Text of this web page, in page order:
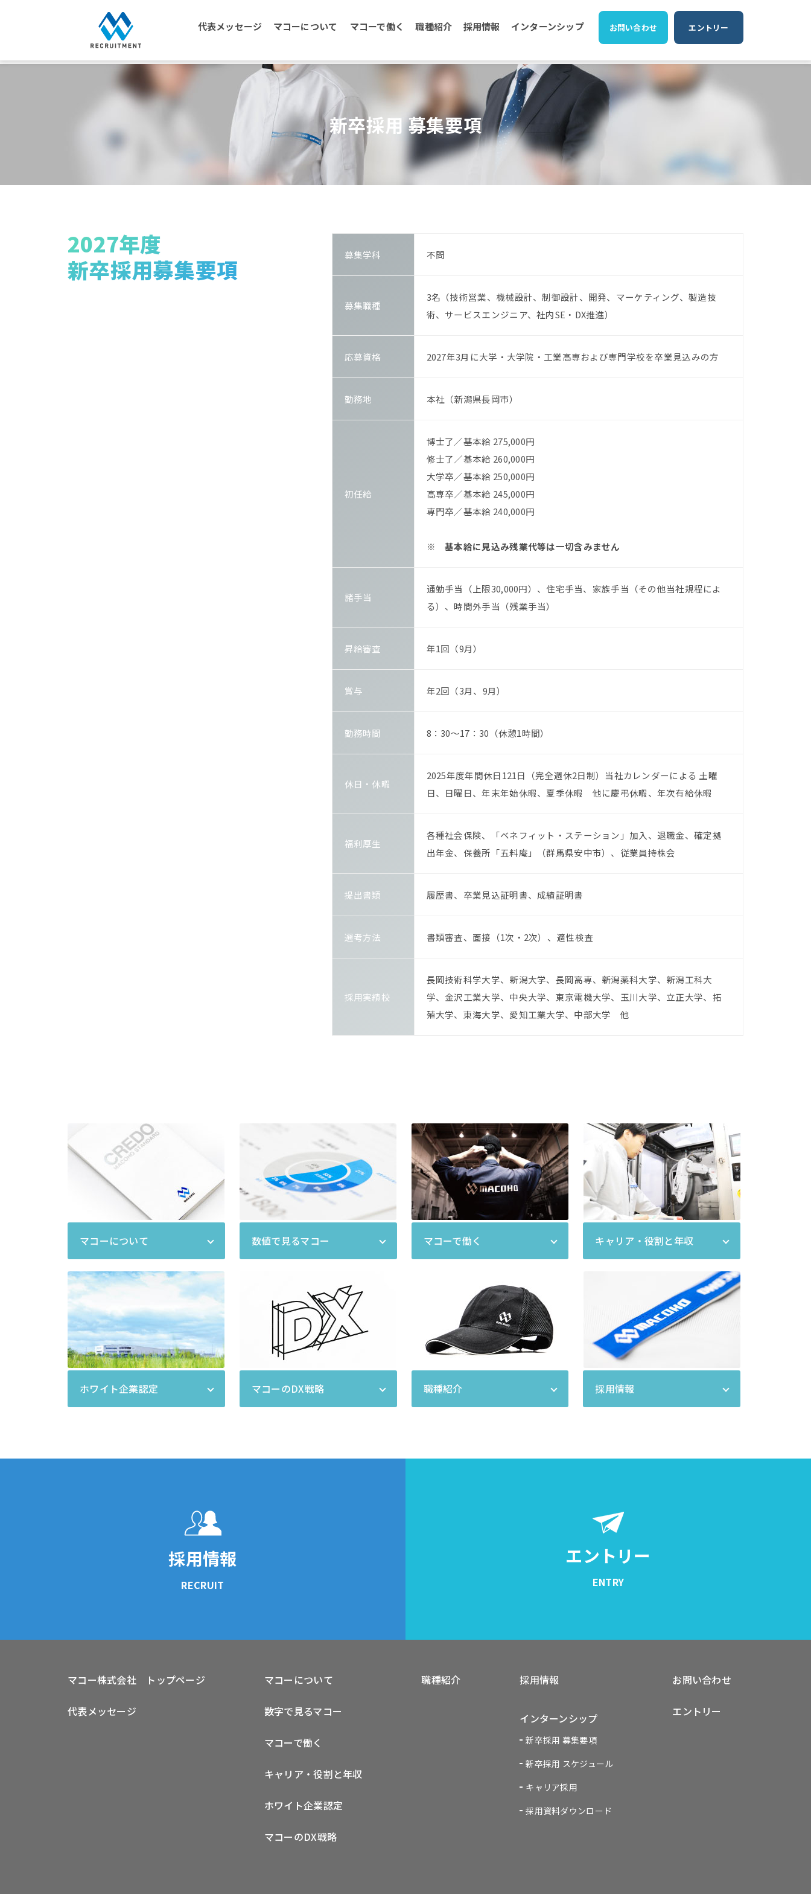
代表メッセージ マコーについて マコーで働く 職種紹介 採用情報 インターンシップ お問い合わせ エントリー
採用情報
新卒採用 募集要項
2027年度
新卒採用募集要項
募集学科 不問
募集職種
3名（技術営業、機械設計、制御設計、開発、マーケティング、製造技
術、サービスエンジニア、社内SE・DX推進）
応募資格 2027年3月に大学・大学院・工業高専および専門学校を卒業見込みの方
勤務地 本社（新潟県長岡市）
初任給
博士了／基本給 275,000円
修士了／基本給 260,000円
大学卒／基本給 250,000円
高専卒／基本給 245,000円
専門卒／基本給 240,000円
※ 基本給に見込み残業代等は一切含みません
諸手当
通勤手当（上限30,000円）、住宅手当、家族手当（その他当社規程によ
る）、時間外手当（残業手当）
昇給審査 年1回（9月）
賞与 年2回（3月、9月）
勤務時間 8：30～17：30（休憩1時間）
休日・休暇
2025年度年間休日121日（完全週休2日制）当社カレンダーによる 土曜
日、日曜日、年末年始休暇、夏季休暇 他に慶弔休暇、年次有給休暇
福利厚生
各種社会保険、「ベネフィット・ステーション」加入、退職金、確定拠
出年金、保養所「五料庵」（群馬県安中市）、従業員持株会
提出書類 履歴書、卒業見込証明書、成績証明書
選考方法 書類審査、面接（1次・2次）、適性検査
採用実績校
長岡技術科学大学、新潟大学、長岡高専、新潟薬科大学、新潟工科大
学、金沢工業大学、中央大学、東京電機大学、玉川大学、立正大学、拓
殖大学、東海大学、愛知工業大学、中部大学 他
マコーについて 数値で見るマコー マコーで働く キャリア・役割と年収
ホワイト企業認定 マコーのDX戦略 職種紹介 採用情報
採用情報
RECRUIT
エントリー
ENTRY
マコー株式会社 トップページ
代表メッセージ
マコーについて
数字で見るマコー
マコーで働く
キャリア・役割と年収
ホワイト企業認定
マコーのDX戦略
職種紹介 採用情報
インターンシップ
新卒採用 募集要項
新卒採用 スケジュール
キャリア採用
採用資料ダウンロード
お問い合わせ
エントリー